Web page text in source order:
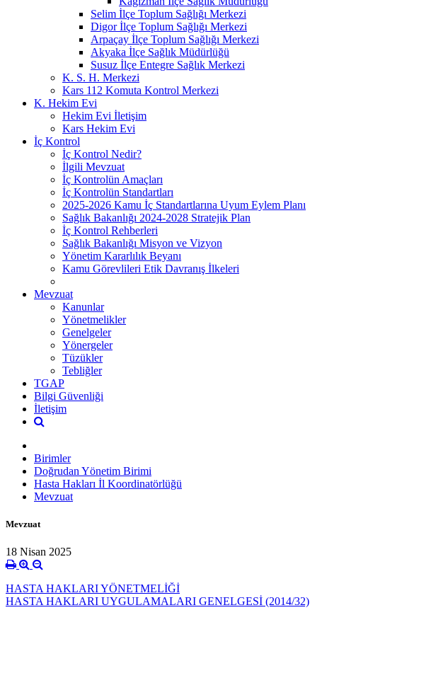
Selim İlçe Toplum Sağlığı Merkezi
Digor İlçe Toplum Sağlığı Merkezi
Arpaçay İlçe Toplum Sağlığı Merkezi
Akyaka İlçe Sağlık Müdürlüğü
Susuz İlçe Entegre Sağlık Merkezi
K. S. H. Merkezi
Kars 112 Komuta Kontrol Merkezi
K. Hekim Evi
Hekim Evi İletişim
Kars Hekim Evi
İç Kontrol
İç Kontrol Nedir?
İlgili Mevzuat
İç Kontrolün Amaçları
İç Kontrolün Standartları
2025-2026 Kamu İç Standartlarına Uyum Eylem Planı
Sağlık Bakanlığı 2024-2028 Stratejik Plan
İç Kontrol Rehberleri
Sağlık Bakanlığı Misyon ve Vizyon
Yönetim Kararlılık Beyanı
Kamu Görevlileri Etik Davranış İlkeleri
Mevzuat
Kanunlar
Yönetmelikler
Genelgeler
Yönergeler
Tüzükler
Tebliğler
TGAP
Bilgi Güvenliği
İletişim
Birimler
Doğrudan Yönetim Birimi
Hasta Hakları İl Koordinatörlüğü
Mevzuat
Mevzuat
18 Nisan 2025
HASTA HAKLARI YÖNETMELİĞİ
HASTA HAKLARI UYGULAMALARI GENELGESİ (2014/32)